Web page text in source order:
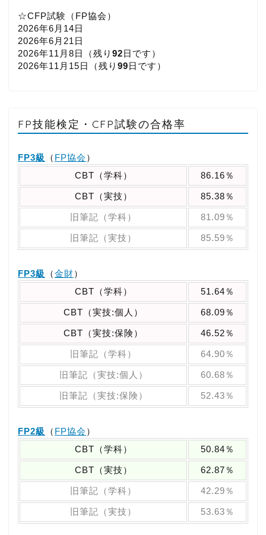
☆CFP試験（FP協会）
2026年6月14日
2026年6月21日
2026年11月8日（残り 92日です）
2026年11月15日（残り 99日です）
FP技能検定・CFP試験の合格率
FP3級 （ FP協会 ）
CBT（学科）
86.16％
CBT（実技） 85.38％
旧筆記（学科） 81.09％
旧筆記（実技） 85.59％
FP3級 （金財）
CBT（学科）
51.64％
CBT（実技:個人） 68.09％
CBT（実技:保険） 46.52％
旧筆記（学科） 64.90％
旧筆記（実技:個人） 60.68％
旧筆記（実技:保険） 52.43％
FP2級 （ FP協会 ）
CBT（学科）
50.84％
CBT（実技） 62.87％
旧筆記（学科） 42.29％
旧筆記（実技） 53.63％